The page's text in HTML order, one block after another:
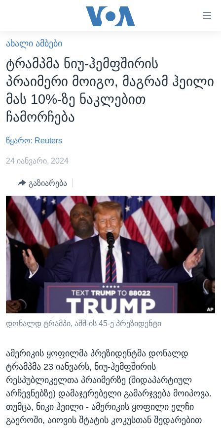
ხელმისაწვდომობისთვის
გადადით
მთავარზე
გადადით
მთავარ
ნავიგაციაზე
გადადით
ძიებაზე
ᲐᲮᲐᲚᲘ ᲐᲛᲑᲔᲑᲘ
ᲡᲐᲥᲐᲠᲗᲕᲔᲚᲝ
ᲐᲨᲨ
ᲐᲨᲨ-ᲘᲡ ᲐᲠᲩᲔᲕᲜᲔᲑᲘ 2024
ᲛᲡᲝᲤᲚᲘᲝ
ᲕᲘᲓᲔᲝᲔᲑᲘ
ᲒᲐᲓᲐᲪᲔᲛᲔᲑᲘ
ᲕᲐᲨᲘᲜᲒᲢᲝᲜᲘ ᲓᲦᲔᲡ
ᲮᲔᲓᲕᲐ ᲕᲐᲨᲘᲜᲒᲢᲝᲜᲘᲓᲐᲜ
ᲡᲢᲣᲓᲘᲐ ᲕᲐᲨᲘᲜᲒᲢᲝᲜᲘ
ᲡᲮᲕᲐ ᲡᲘᲐᲮᲚᲔᲔᲑᲘ
ᲞᲝᲚᲘᲢᲘᲙᲐ
ᲔᲙᲝᲜᲝᲛᲘᲙᲐ
ᲯᲐᲜᲛᲠᲗᲔᲚᲝᲑᲐ
ᲛᲔᲪᲜᲘᲔᲠᲔᲑᲐ
ᲘᲜᲢᲔᲠᲕᲘᲣ
ᲙᲣᲚᲢᲣᲠᲐ
ᲒᲐᲚᲘᲚᲔᲝ
ᲠᲣᲡᲔᲗᲘᲡ ᲨᲔᲭᲠᲐ ᲣᲙᲠᲐᲘᲜᲐᲨᲘ
Learning English
ᲗᲕᲐᲚᲘ ᲒᲕᲐᲓᲔᲕᲜᲔᲗ
ენები
ᲐᲮᲐᲚᲘ ᲐᲛᲑᲔᲑᲘ
ტრამპმა ნიუ-ჰემფშირის
პრაიმერი მოიგო, მაგრამ ჰეილი
მას 10%-ზე ნაკლებით
ჩამორჩება
წყარო: Reuters
24 იანვარი, 2024
გაზიარება
დონალდ ტრამპი, აშშ-ის 45-ე პრეზიდენტი
ამერიკის ყოფილმა პრეზიდენტმა დონალდ
ტრამპმა 23 იანვარს, ნიუ-ჰემფშირის
რესპუბლიკელთა პრაიმერზე (შიდაპარტიულ
არჩევნებზე) დამაჯერებელი გამარჯვება მოიპოვა.
თუმცა, ნიკი ჰეილი - ამერიკის ყოფილი ელჩი
გაეროში, აიოვის შტატის კოკუსთან შედარებით